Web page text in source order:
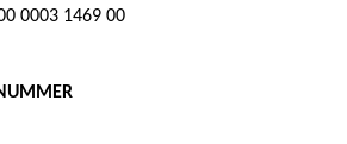
0003 1469 00